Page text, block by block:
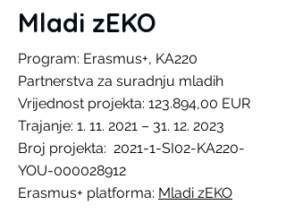
Mladi zEKO
Program: Erasmus+, KA220
Partnerstva za suradnju mladih
Vrijednost projekta: 123.894,00 EUR
Trajanje: 1. 11. 2021 – 31. 12. 2023
Broj projekta: 2021-1-SI02-KA220-
YOU-000028912
Erasmus+ platforma: Mladi zEKO